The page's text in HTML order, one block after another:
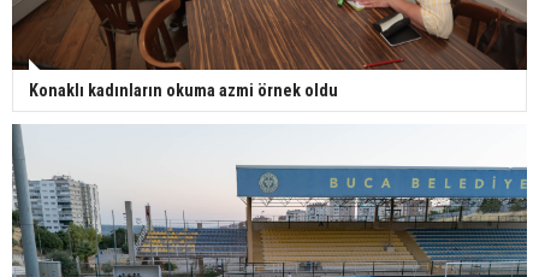
Konaklı kadınların okuma azmi örnek oldu